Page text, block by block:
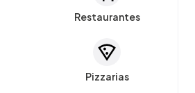
Restaurantes
Pizzarias